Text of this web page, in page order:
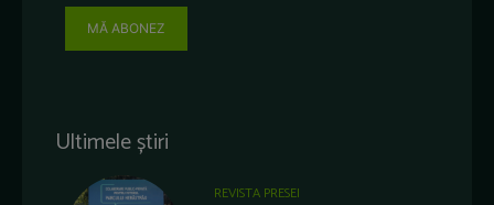
MĂ ABONEZ
Ultimele știri
REVISTA PRESEI